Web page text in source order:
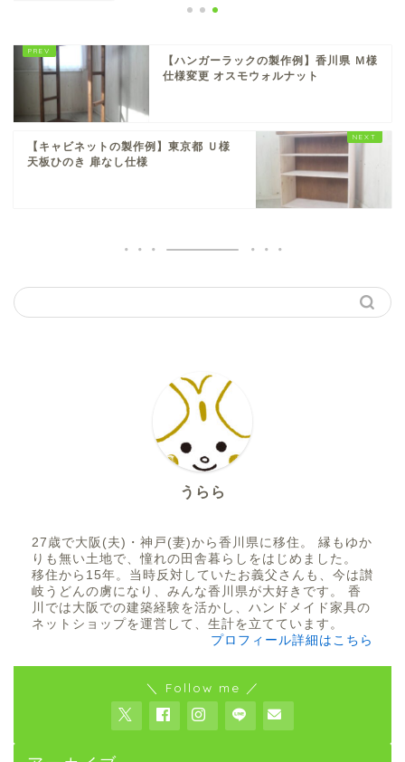
【ハンガーラックの製作例】香川県 Ｍ様
仕様変更 オスモウォルナット
【キャビネットの製作例】東京都 Ｕ様
天板ひのき 扉なし仕様
うらら
27歳で大阪(夫)・神戸(妻)から香川県に移住。 縁もゆか
りも無い土地で、憧れの田舎暮らしをはじめました。
移住から15年。当時反対していたお義父さんも、今は讃
岐うどんの虜になり、みんな香川県が大好きです。 香
川では大阪での建築経験を活かし、ハンドメイド家具の
ネットショップを運営して、生計を立てています。
プロフィール詳細はこちら
＼ Follow me ／